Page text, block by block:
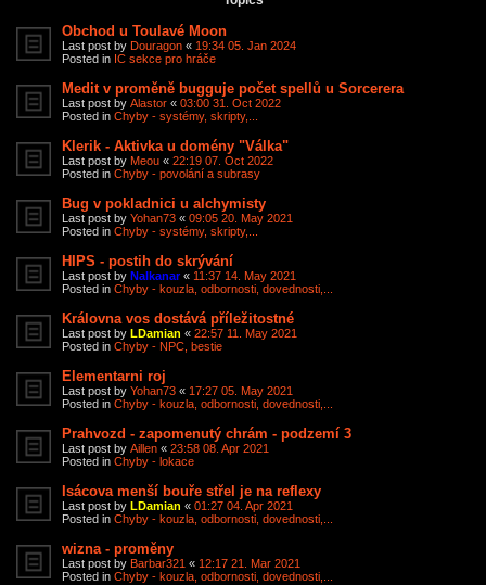
Obchod u Toulavé Moon
Last post by Douragon « 19:34 05. Jan 2024
Posted in IC sekce pro hráče
Medit v proměně bugguje počet spellů u Sorcerera
Last post by Alastor « 03:00 31. Oct 2022
Posted in Chyby - systémy, skripty,...
Klerik - Aktivka u domény "Válka"
Last post by Meou « 22:19 07. Oct 2022
Posted in Chyby - povolání a subrasy
Bug v pokladnici u alchymisty
Last post by Yohan73 « 09:05 20. May 2021
Posted in Chyby - systémy, skripty,...
HIPS - postih do skrývání
Last post by Nalkanar« 11:37 14. May 2021
Posted in Chyby - kouzla, odbornosti, dovednosti,...
Královna vos dostává příležitostné
Last post by LDamian « 22:57 11. May 2021
Posted in Chyby - NPC, bestie
Elementarni roj
Last post by Yohan73 « 17:27 05. May 2021
Posted in Chyby - kouzla, odbornosti, dovednosti,...
Prahvozd - zapomenutý chrám - podzemí 3
Last post by Aillen « 23:58 08. Apr 2021
Posted in Chyby - lokace
Isácova menší bouře střel je na reflexy
Last post by LDamian « 01:27 04. Apr 2021
Posted in Chyby - kouzla, odbornosti, dovednosti,...
wizna - proměny
Last post by Barbar321 « 12:17 21. Mar 2021
Posted in Chyby - kouzla, odbornosti, dovednosti,...